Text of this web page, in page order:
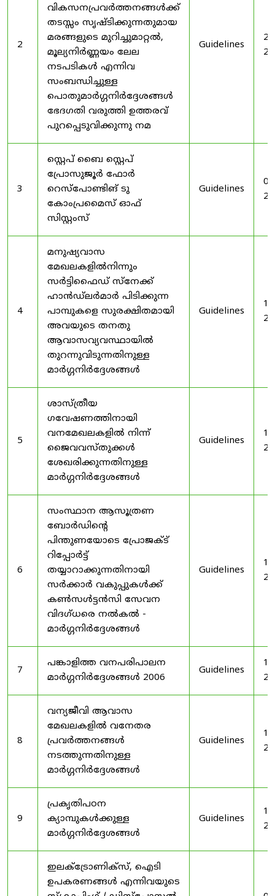
2
വികസനപ്രവർത്തനങ്ങൾക്ക്
തടസ്സം സൃഷ്ടിക്കുന്നതുമായ
മരങ്ങളുടെ മുറിച്ചുമാറ്റൽ,
മൂല്യനിർണ്ണയം ലേല
നടപടികൾ എന്നിവ
സംബന്ധിച്ചുള്ള
പൊതുമാർഗ്ഗനിർദ്ദേശങ്ങൾ
ഭേദഗതി വരുത്തി ഉത്തരവ്
പുറപ്പെടുവിക്കുന്നു നമ
Guidelines
3
സ്റ്റെപ് ബൈ സ്റ്റെപ്
പ്രോസുജൂർ ഫോർ
റെസ്‌പോണ്ടിങ് ടു
കോംപ്രമൈസ് ഓഫ്
സിസ്റ്റംസ്
Guidelines
4
മനുഷ്യവാസ
മേഖലകളിൽനിന്നും
സർട്ടിഫൈഡ് സ്നേക്ക്
ഹാൻഡ്‌ലർമാർ പിടിക്കുന്ന
പാമ്പുകളെ സുരക്ഷിതമായി
അവയുടെ തനതു
ആവാസവ്യവസ്ഥായിൽ
തുറന്നുവിടുന്നതിനുള്ള
മാർഗ്ഗനിർദ്ദേശങ്ങൾ
Guidelines
5
ശാസ്ത്രീയ
ഗവേഷണത്തിനായി
വനമേഖലകളിൽ നിന്ന്
ജൈവവസ്തുക്കൾ
ശേഖരിക്കുന്നതിനുള്ള
മാർഗ്ഗനിർദ്ദേശങ്ങൾ
Guidelines
6
സംസ്ഥാന ആസൂത്രണ
ബോർഡിൻ്റെ
പിന്തുണയോടെ പ്രോജക്ട്
റിപ്പോർട്ട്
തയ്യാറാക്കുന്നതിനായി
സർക്കാർ വകുപ്പുകൾക്ക്
കൺസൾട്ടൻസി സേവന
വിദഗ്ധരെ നൽകൽ -
മാർഗ്ഗനിർദ്ദേശങ്ങൾ
Guidelines
7
പങ്കാളിത്ത വനപരിപാലന
മാർഗ്ഗനിർദ്ദേശങ്ങൾ 2006
Guidelines
8
വന്യജീവി ആവാസ
മേഖലകളിൽ വനേതര
പ്രവർത്തനങ്ങൾ
നടത്തുന്നതിനുള്ള
മാർഗ്ഗനിർദ്ദേശങ്ങൾ
Guidelines
9
പ്രകൃതിപഠന
ക്യാമ്പുകൾക്കുള്ള
മാർഗ്ഗനിർദ്ദേശങ്ങൾ
Guidelines
ഇലക്‌ട്രോണിക്‌സ്, ഐടി
ഉപകരണങ്ങൾ എന്നിവയുടെ